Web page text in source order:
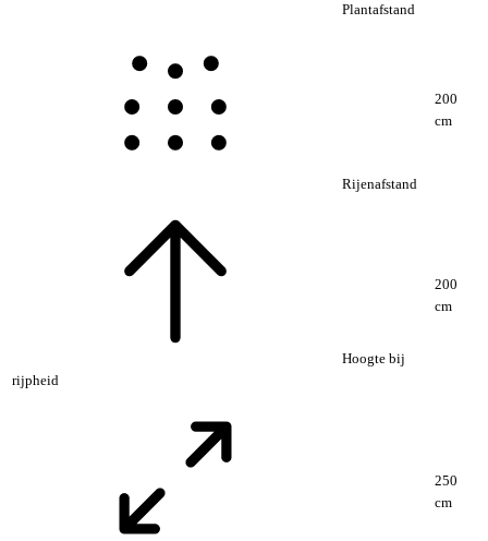
Plantafstand
Rijenafstand
200
cm
Hoogte bij
rijpheid
200
cm
250
cm